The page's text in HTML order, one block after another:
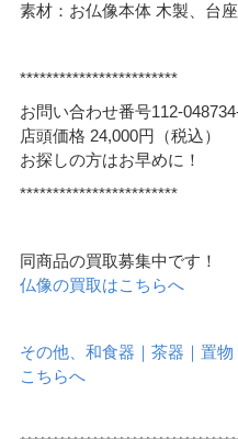
素材：お仏像本体 木製、台
************************
お問い合わせ番号112-
店頭価格 24,000円（税込）
お探しの方はお早めに！
************************
同商品の買取募集中です！
仏像の買取はこちらへ
その他、和食器｜茶器｜置
こちらへ